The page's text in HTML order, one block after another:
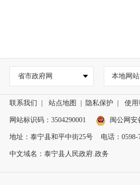
省市政府网 本地网站
联系我们 站点地图 隐私保护 使用
网站标识码：3504290001 闽公网安
地址：泰宁县和平中街25号 电话：0598-
中文域名：泰宁县人民政府.政务